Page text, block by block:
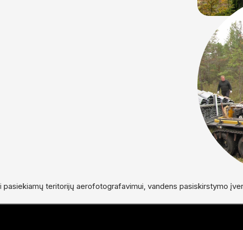
pasiekiamų teritorijų aerofotografavimui, vandens pasiskirstymo